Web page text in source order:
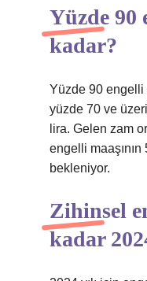
Yüzde 90
kadar?
Yüzde 90 engelli
yüzde 70 ve
lira. Gelen zam
engelli maaşının
bekleniyor.
Zihinsel
kadar